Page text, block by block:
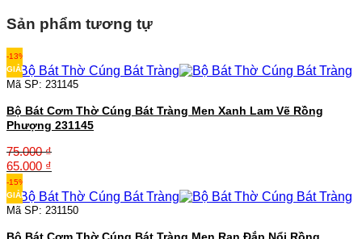
Sản phẩm tương tự
-13%
GIẢM
Mã SP: 231145
Bộ Bát Cơm Thờ Cúng Bát Tràng Men Xanh Lam Vẽ Rồng
Phượng 231145
75.000₫
Giá
gốc
là:
75.000 ₫.
65.000 ₫
tại
là:
-15%
GIẢM
Mã SP: 231150